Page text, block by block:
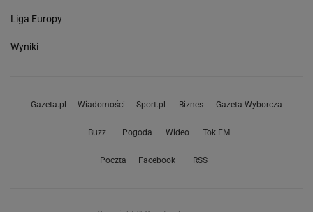
Liga Europy
Wyniki
Gazeta.pl Wiadomości Sport.pl Biznes Gazeta Wyborcza
Buzz Pogoda Wideo Tok.FM
Poczta Facebook RSS